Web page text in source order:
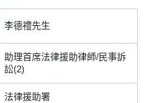
李德禮先生
助理首席法律援助律師/民事訴
訟(2)
法律援助署